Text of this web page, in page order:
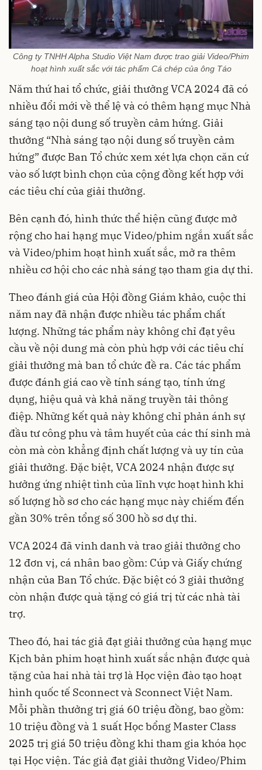
Công ty TNHH Alpha Studio Việt Nam được trao giải Video/Phim
hoạt hình xuất sắc với tác phẩm Cá chép của ông Táo
Năm thứ hai tổ chức, giải thưởng VCA 2024 đã có
nhiều đổi mới về thể lệ và có thêm hạng mục Nhà
sáng tạo nội dung số truyền cảm hứng. Giải
thưởng “Nhà sáng tạo nội dung số truyền cảm
hứng” được Ban Tổ chức xem xét lựa chọn căn cứ
vào số lượt bình chọn của cộng đồng kết hợp với
các tiêu chí của giải thưởng.
Bên cạnh đó, hình thức thể hiện cũng được mở
rộng cho hai hạng mục Video/phim ngắn xuất sắc
và Video/phim hoạt hình xuất sắc, mở ra thêm
nhiều cơ hội cho các nhà sáng tạo tham gia dự thi.
Theo đánh giá của Hội đồng Giám khảo, cuộc thi
năm nay đã nhận được nhiều tác phẩm chất
lượng. Những tác phẩm này không chỉ đạt yêu
cầu về nội dung mà còn phù hợp với các tiêu chí
giải thưởng mà ban tổ chức đề ra. Các tác phẩm
được đánh giá cao về tính sáng tạo, tính ứng
dụng, hiệu quả và khả năng truyền tải thông
điệp. Những kết quả này không chỉ phản ánh sự
đầu tư công phu và tâm huyết của các thí sinh mà
còn mà còn khẳng định chất lượng và uy tín của
giải thưởng. Đặc biệt, VCA 2024 nhận được sự
hưởng ứng nhiệt tình của lĩnh vực hoạt hình khi
số lượng hồ sơ cho các hạng mục này chiếm đến
gần 30% trên tổng số 300 hồ sơ dự thi.
VCA 2024 đã vinh danh và trao giải thưởng cho
12 đơn vị, cá nhân bao gồm: Cúp và Giấy chứng
nhận của Ban Tổ chức. Đặc biệt có 3 giải thưởng
còn nhận được quà tặng có giá trị từ các nhà tài
trợ.
Theo đó, hai tác giả đạt giải thưởng của hạng mục
Kịch bản phim hoạt hình xuất sắc nhận được quà
tặng của hai nhà tài trợ là Học viện đào tạo hoạt
hình quốc tế Sconnect và Sconnect Việt Nam.
Mỗi phần thưởng trị giá 60 triệu đồng, bao gồm:
10 triệu đồng và 1 suất Học bổng Master Class
2025 trị giá 50 triệu đồng khi tham gia khóa học
tại Học viện. Tác giả đạt giải thưởng Video/Phim